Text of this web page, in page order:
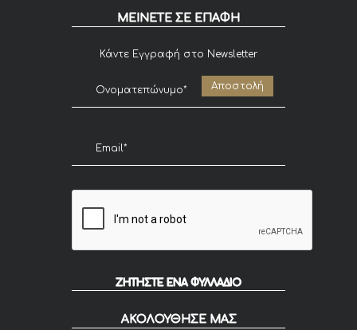
ΜΕΙΝΕΤΕ ΣΕ ΕΠΑΦΗ
Κάντε Εγγραφή στο Newsletter
ΖΗΤΗΣΤΕ ΕΝΑ ΦΥΛΛΑΔΙΟ
ΑΚΟΛΟΥΘΗΣΕ ΜΑΣ